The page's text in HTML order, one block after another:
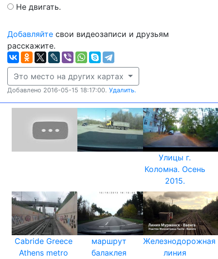
Не двигать.
Добавляйте свои видеозаписи и друзьям
расскажите.
Это место на других картах
Добавлено 2016-05-15 18:17:00. Удалить.
Улицы г.
Коломна. Осень
2015.
Cabride Greece
Athens metro
маршрут
балаклея
Железнодорожная
линия